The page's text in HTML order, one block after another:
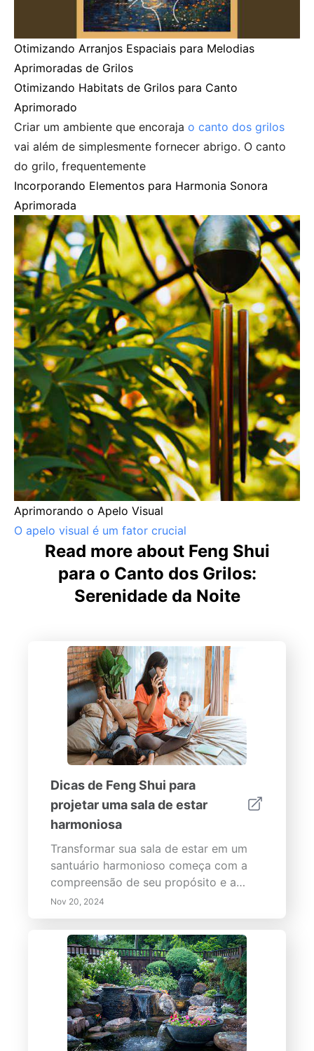
Otimizando Arranjos Espaciais para Melodias
Aprimoradas de Grilos
Otimizando Habitats de Grilos para Canto
Aprimorado
Criar um ambiente que encoraja o canto dos grilos
vai além de simplesmente fornecer abrigo. O canto
do grilo, frequentemente
Incorporando Elementos para Harmonia Sonora
Aprimorada
Aprimorando o Apelo Visual
O apelo visual é um fator crucial
Read more about Feng Shui
para o Canto dos Grilos:
Serenidade da Noite
Dicas de Feng Shui para
projetar uma sala de estar
harmoniosa
Transformar sua sala de estar em um
santuário harmonioso começa com a
compreensão de seu propósito e a
implementação de estratégias de
design eficazes. Nosso guia abrangente
cobre etapas essenciais, como
estabelecer metas claras para
funcionalidade, incorporar elementos
naturais e alcançar equilíbrio por meio
do arranjo de móveis. Aprenda sobre a
Matriz de Eisenhower para priorizar
tarefas de forma eficaz em seu espaço
Nov 20, 2024